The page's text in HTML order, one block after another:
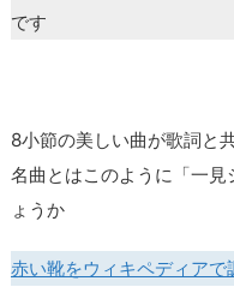
です
8小節の美しい曲が歌詞と
名曲とはこのように「一
ょうか
赤い靴をウィキペディアで